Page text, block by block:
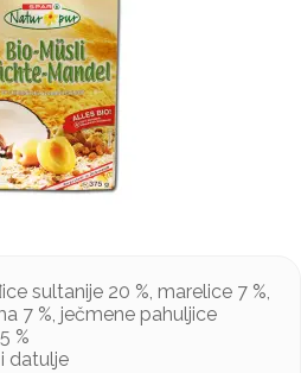
sultanije 20 %, marelice 7 %,
7 %, ječmene pahuljice
%
datulje